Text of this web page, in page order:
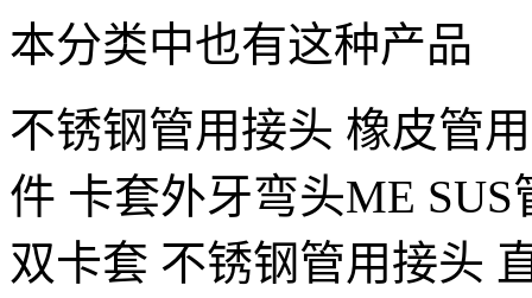
本分类中也有这种产品
不锈钢管用接头 橡皮管
件 卡套外牙弯头ME
双卡套 不锈钢管用接头